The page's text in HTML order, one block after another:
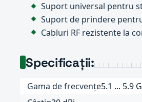
Suport universal pentru
Suport de prindere
Cabluri RF rezistente la
Specificații:
Gama de frecvențe5.1 ... 5.9